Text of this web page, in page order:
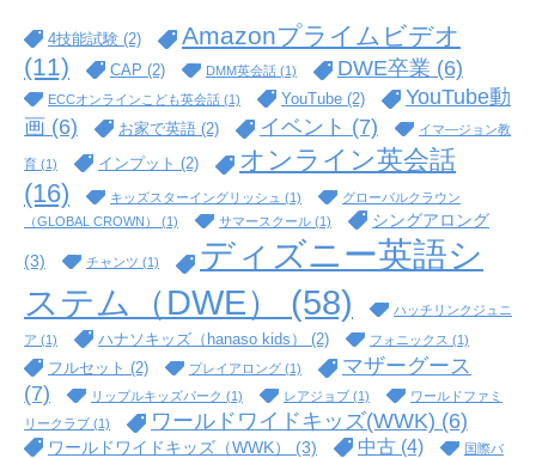
4技能試験 (2)
Amazonプライムビデオ
(11)
CAP (2) DMM英会話 (1) DWE卒業 (6)
ECCオンラインこども英会話 (1) YouTube (2)
YouTube動
画 (6) お家で英語 (2) イベント (7) イマ―ジョン教
育 (1) インプット (2)
オンライン英会話
(16)
キッズスターイングリッシュ (1)
グローバルクラウン
（GLOBAL CROWN）
(1) サマースクール (1) シングアロング
(3) チャンツ (1)
ディズニー英語シ
ステム（DWE）
(58) ハッチリンクジュニ
ア (1) ハナソキッズ（hanaso kids） (2) フォニックス (1)
フルセット (2) プレイアロング (1)
マザーグース
(7)
リップルキッズパーク (1) レアジョブ (1)
ワールドファミ
リークラブ (1) ワールドワイドキッズ(WWK) (6)
ワールドワイドキッズ（WWK） (3) 中古 (4)
国際バ